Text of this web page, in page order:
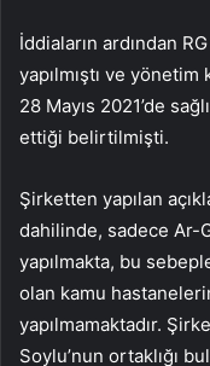
İddiaların ardından
yapılmıştı ve
28 Mayıs 2021’de
ettiği belirtilmişti.
Şirketten yapılan
dahilinde, sadece Ar-
yapılmakta, bu
olan kamu
yapılmamaktadır.
Soylu’nun ortaklığı